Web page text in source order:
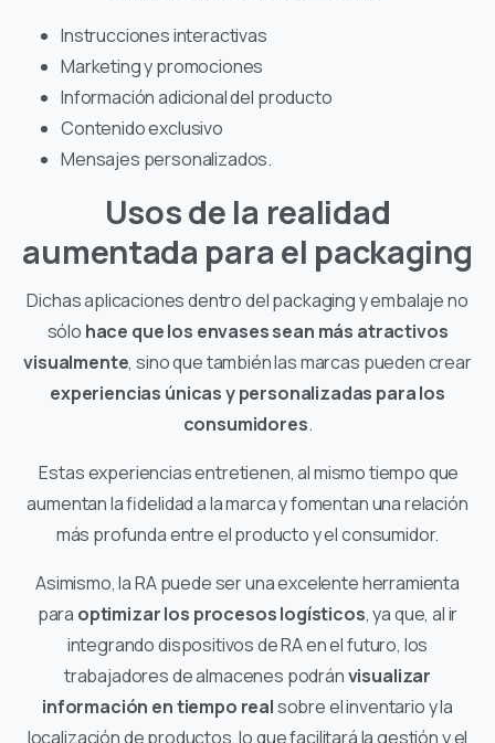
Instrucciones interactivas
Marketing y promociones
Información adicional del producto
Contenido exclusivo
Mensajes personalizados.
Usos de la realidad
aumentada para el packaging
Dichas aplicaciones dentro del packaging y embalaje no
sólo hace que los envases sean más atractivos
visualmente, sino que también las marcas pueden crear
experiencias únicas y personalizadas para los
consumidores.
Estas experiencias entretienen, al mismo tiempo que
aumentan la fidelidad a la marca y fomentan una relación
más profunda entre el producto y el consumidor.
Asimismo, la RA puede ser una excelente herramienta
para optimizar los procesos logísticos, ya que, al ir
integrando dispositivos de RA en el futuro, los
trabajadores de almacenes podránvisualizar
información en tiempo realsobre el inventario y la
localización de productos, lo que facilitará la gestión y el